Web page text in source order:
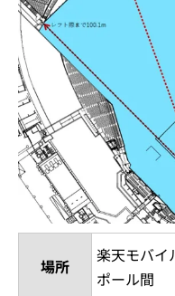
場所
楽天モバ
ポール間